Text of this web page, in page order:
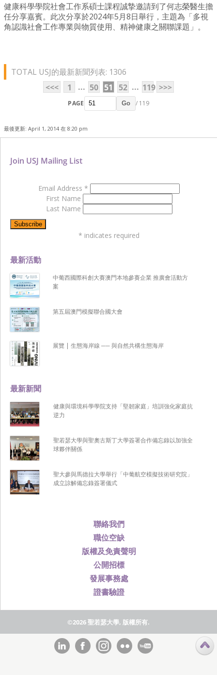
健康科學學院社會工作系碩士課程誠摯邀請到了何志榮醫生擔
任分享嘉賓。此次分享於2024年5月8日舉行，主題為「多視
角認識社會工作專業與物質使用、精神健康之關聯課題」。
TOTAL USJ的最新新聞列表: 1306
<<<
1 ... 50 51 52 ... 119 >>>
PAGE Go / 119
最後更新: April 1, 2014 在 8:20 pm
聯絡我們
職位空缺
版權及免責聲明
公開招標
發展事務處
證書驗證
最新新聞
健康與環境科學學院支持「堅韌家庭」培訓強化家庭抗
逆力
聖若瑟大學與聖奧古斯丁大學簽署合作備忘錄以加強全
球夥伴關係
聖大參與馬德拉大學舉行「中葡航空模擬技術研究院」
成立諒解備忘錄簽署儀式
最新活動
中葡西國際科創大賽澳門本地參賽企業 推廣會活動方
案
第五屆澳門模擬聯合國大會
展覽 | 生態海岸線 ── 與自然共構生態海岸
Join USJ Mailing List
Email Address *
First Name
Last Name
* indicates required
©2026 聖若瑟大學, 版權所有.